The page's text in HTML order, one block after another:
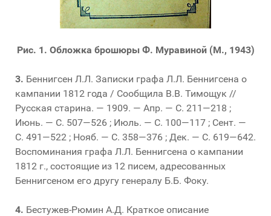
Рис. 1. Обложка брошюры Ф. Муравиной (М., 1943)
3. Беннигсен Л.Л. Записки графа Л.Л. Беннигсена о
кампании 1812 года / Сообщила В.В. Тимощук //
Русская старина. — 1909. — Апр. — С. 211—218 ;
Июнь. — С. 507—526 ; Июль. — С. 100—117 ; Сент. —
С. 491—522 ; Нояб. — С. 358—376 ; Дек. — С. 619—642.
Воспоминания графа Л.Л. Беннигсена о кампании
1812 г., состоящие из 12 писем, адресованных
Беннигсеном его другу генералу Б.Б. Фоку.
4. Бестужев-Рюмин А.Д. Краткое описание